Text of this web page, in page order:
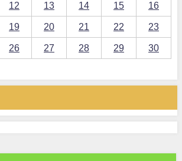
12 13 14 15 16
19 20 21 22 23
26 27 28 29
30